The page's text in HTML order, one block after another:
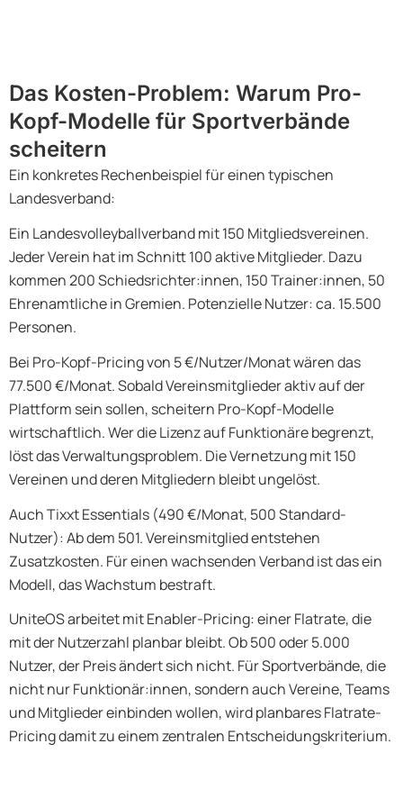
Das Kosten-Problem: Warum Pro-
Kopf-Modelle für Sportverbände
scheitern
Ein konkretes Rechenbeispiel für einen typischen
Landesverband:
Ein Landesvolleyballverband mit 150 Mitgliedsvereinen.
Jeder Verein hat im Schnitt 100 aktive Mitglieder. Dazu
kommen 200 Schiedsrichter:innen, 150 Trainer:innen, 50
Ehrenamtliche in Gremien. Potenzielle Nutzer: ca. 15.500
Personen.
Bei Pro-Kopf-Pricing von 5 €/Nutzer/Monat wären das
77.500 €/Monat. Sobald Vereinsmitglieder aktiv auf der
Plattform sein sollen, scheitern Pro-Kopf-Modelle
wirtschaftlich. Wer die Lizenz auf Funktionäre begrenzt,
löst das Verwaltungsproblem. Die Vernetzung mit 150
Vereinen und deren Mitgliedern bleibt ungelöst.
Auch Tixxt Essentials (490 €/Monat, 500 Standard-
Nutzer): Ab dem 501. Vereinsmitglied entstehen
Zusatzkosten. Für einen wachsenden Verband ist das ein
Modell, das Wachstum bestraft.
UniteOS arbeitet mit Enabler-Pricing: einer Flatrate, die
mit der Nutzerzahl planbar bleibt. Ob 500 oder 5.000
Nutzer, der Preis ändert sich nicht. Für Sportverbände, die
nicht nur Funktionär:innen, sondern auch Vereine, Teams
und Mitglieder einbinden wollen, wird planbares Flatrate-
Pricing damit zu einem zentralen Entscheidungskriterium.